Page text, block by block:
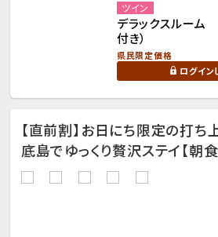
ツイン
デラックスルーム
付き）
県民限定価格
ログイン
【直前割】お日にち限定の打
底島でゆっくり贅沢ステイ【朝食